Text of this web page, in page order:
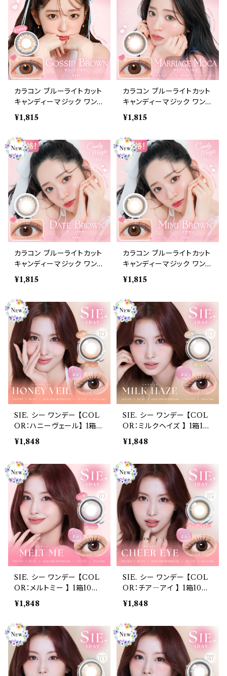
カラコン ブルーライトカット
キャンディーマジック ワンデ
ー 【COLOR：ゴシップブラ
ウン】1箱10枚 度なし度あり
day BLB ワンデーカラコン
コンタクトレンズ
¥1,815
カラコン ブルーライトカット
キャンディーマジック ワンデ
ー 【COLOR：マリアージュ
モカ】1箱10枚 度なし度あり
day BLB ワンデーカラコン
コンタクトレンズ
¥1,815
カラコン ブルーライトカット
キャンディーマジック ワンデ
ー 【COLOR：デートブラウ
ン】1箱10枚 度なし度あり
day BLB ワンデーカラコン
コンタクトレンズ
¥1,815
カラコン ブルーライトカット
キャンディーマジック ワンデ
ー 【COLOR：ミミブラウ
ン】1箱10枚 度なし度あり
day BLB ワンデーカラコン
コンタクトレンズ
¥1,815
SIE. シー ワンデー 【COL
OR：ハニーヴェール】 1箱1
0枚入 シリコーン 回らない
水光レンズ MOMO TWI
あり 度なし 水光カラコン
カラーコンタクト ナチュラ
ル ブラック ブラウン 裸眼風
フチ ベージュ グレー 1日使
い捨て
¥1,848
SIE. シー ワンデー 【COL
OR：ミルクヘイズ 】 1箱10
枚入 シリコーン 回らない水
光レンズ MOMO TWICE
り 度なし 水光カラコン カ
ラーコンタクト ナチュラル
ブラック ブラウン 裸眼風 フ
チ ベージュ グレー 1日使い
捨て
¥1,848
SIE. シー ワンデー 【COL
OR：メルトミー 】 1箱10枚
入 シリコーン 回らない水光
レンズ MOMO TWICE送
度なし 水光カラコン カラー
コンタクト ナチュラル ブラ
ック ブラウン 裸眼風 フチ
ベージュ グレー 1日使い捨
て
¥1,848
SIE. シー ワンデー 【COL
OR：チア―アイ 】 1箱10枚
入 シリコーン 回らない水光
レンズ MOMO TWICE送
度なし 水光カラコン カラー
コンタクト ナチュラル ブラ
ック ブラウン 裸眼風 フチ
ベージュ グレー 1日使い捨
て
¥1,848